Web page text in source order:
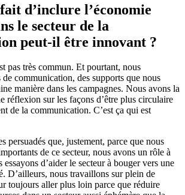
d’inclure l’économie
le secteur de la
peut-il être innovant ?
pas très commun. Et pourtant, nous
communication, des supports que nous
manière dans les campagnes. Nous avons la
réflexion sur les façons d’être plus circulaire
de la communication. C’est ça qui est
persuadés que, justement, parce que nous
de ce secteur, nous avons un rôle à
d’aider le secteur à bouger vers une
D’ailleurs, nous travaillons sur plein de
toujours aller plus loin parce que réduire